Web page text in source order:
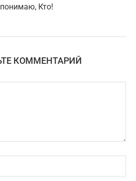
Кто!
КОММЕНТАРИЙ